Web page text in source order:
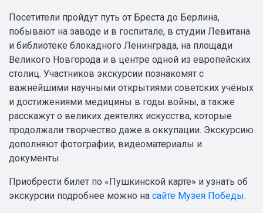
Посетители пройдут путь от Бреста до Берлина,
побывают на заводе и в госпитале, в студии Левитана
и библиотеке блокадного Ленинграда, на площади
Великого Новгорода и в центре одной из европейских
столиц. Участников экскурсии познакомят с
важнейшими научными открытиями советских учёных
и достижениями медицины в годы войны, а также
расскажут о великих деятелях искусства, которые
продолжали творчество даже в оккупации. Экскурсию
дополняют фотографии, видеоматериалы и
документы.
Приобрести билет по «Пушкинской карте» и узнать об
экскурсии подробнее можно на сайте Музея Победы.